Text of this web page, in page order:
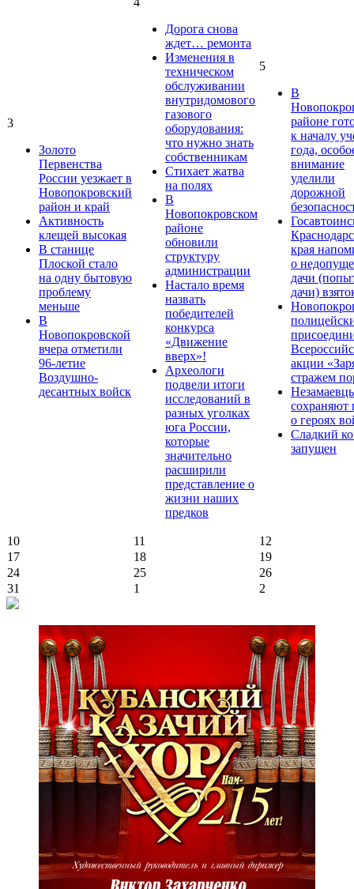
3
Золото
Первенства
России уезжает в
Новопокровский
район и край
Активность
клещей высокая
В станице
Плоской стало
на одну бытовую
проблему
меньше
В
Новопокровской
вчера отметили
96-летие
Воздушно-
десантных войск
Дорога снова
ждет… ремонта
Изменения в
техническом
обслуживании
внутридомового
газового
оборудования:
что нужно знать
собственникам
Стихает жатва
на полях
В
Новопокровском
районе
обновили
структуру
администрации
Настало время
назвать
победителей
конкурса
«Движение
вверх»!
Археологи
подвели итоги
исследований в
разных уголках
юга России,
которые
значительно
расширили
представление о
жизни наших
предков
5
В
районе
к началу
года,
внимание
уделили
дорожной
края
о
дачи
дачи)
акции
стражем
сохраняют
о героях
Сладкий
запущен
10 11
12
17
18
19
24
25
26
31
1 2